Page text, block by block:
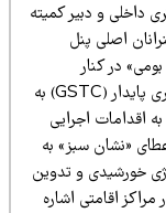
و دبیر کمیته
پنل
کنار
نمایندگانی از روسیه، اردن و شورای جهانی گردشگری پایدار (GSTC) به
اجرایی
سبز» به
و تدوین
اشاره